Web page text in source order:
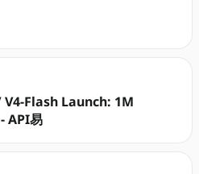
Flash Launch: 1M
API易